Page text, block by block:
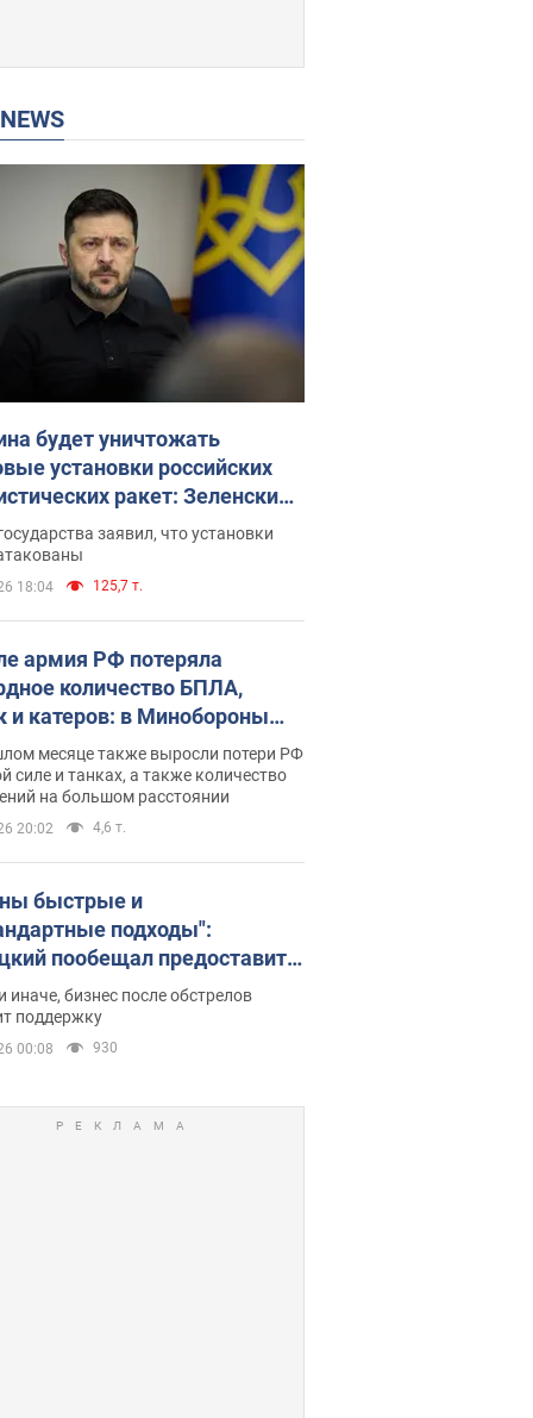
NEWS
будет уничтожать
установки российских
ракет: Зеленский
заседание СНБО
заявил, что установки
18:04 125,7 т.
армия РФ потеряла
количество БПЛА,
и катеров: в Минобороны
статистику
месяце также выросли потери РФ
силе и танках, а также количество
на большом расстоянии
20:02 4,6 т.
быстрые и
подходы":
пообещал предоставить
приоритетный доступ к
складским
иначе, бизнес после обстрелов
поддержку
00:08 930